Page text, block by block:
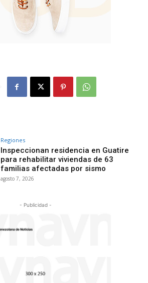
Regiones
Inspeccionan residencia en Guatire
para rehabilitar viviendas de 63
familias afectadas por sismo
agosto 7, 2026
- Publicidad -